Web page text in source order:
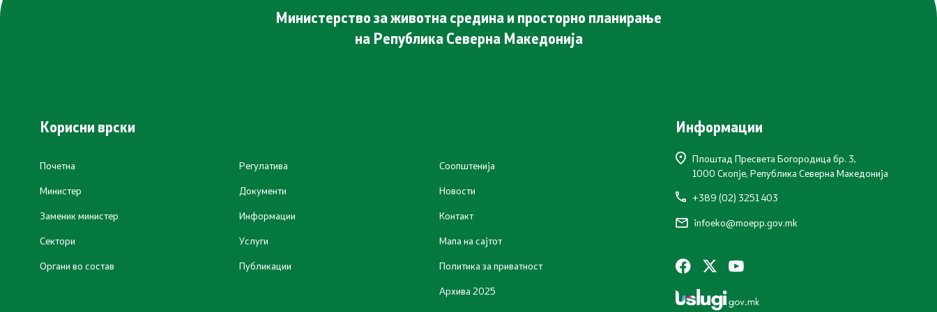
Министерство за животна средина и просторно планирање
на Република Северна Македонија
Корисни врски
Почетна
Министер
Заменик министер
Сектори
Органи во состав
Регулатива
Документи
Информации
Услуги
Публикации
Соопштенија
Новости
Контакт
Мапа на сајтот
Политика за приватност
Архива 2025
Информации
Плоштад Пресвета Богородица бр. 3,
1000 Скопје, Република Северна Македонија
+389 (02) 3251 403
infoeko@moepp.gov.mk